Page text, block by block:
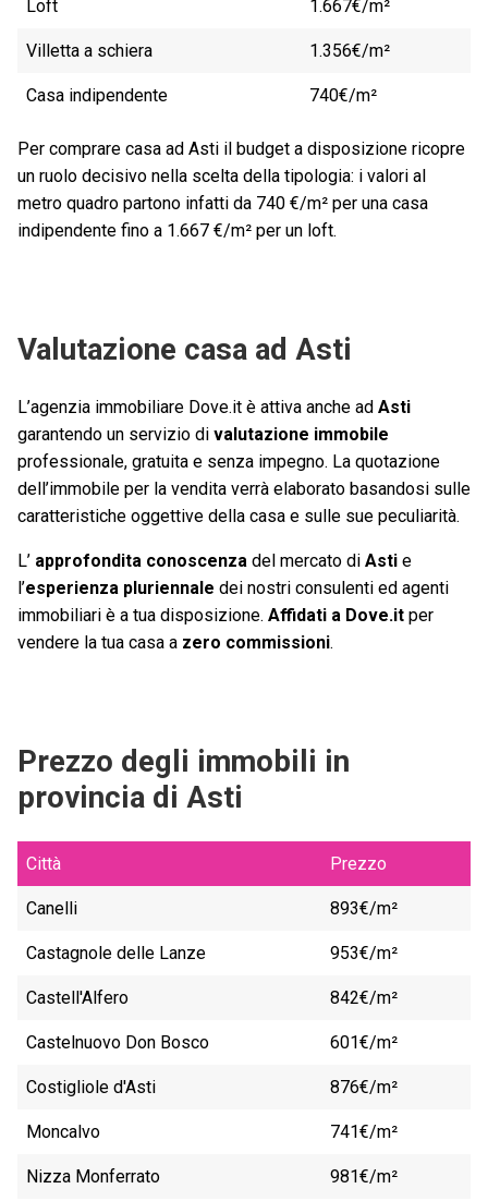
Loft 1.667€/m²
Villetta a schiera 1.356€/m²
Casa indipendente 740€/m²
Per comprare casa ad Asti il budget a disposizione ricopre
un ruolo decisivo nella scelta della tipologia: i valori al
metro quadro partono infatti da 740 €/m² per una casa
indipendente fino a 1.667 €/m² per un loft.
Valutazione casa ad Asti
L’agenzia immobiliare Dove.it è attiva anche ad Asti
garantendo un servizio di valutazione immobile
professionale, gratuita e senza impegno. La quotazione
dell’immobile per la vendita verrà elaborato basandosi sulle
caratteristiche oggettive della casa e sulle sue peculiarità.
L’ approfondita conoscenza del mercato di Asti e
l’esperienza pluriennale dei nostri consulenti ed agenti
immobiliari è a tua disposizione. Affidati a Dove.it per
vendere la tua casa a zero commissioni.
Prezzo degli immobili in
provincia di Asti
Città Prezzo
Canelli 893€/m²
Castagnole delle Lanze 953€/m²
Castell'Alfero 842€/m²
Castelnuovo Don Bosco 601€/m²
Costigliole d'Asti 876€/m²
Moncalvo 741€/m²
Nizza Monferrato 981€/m²